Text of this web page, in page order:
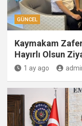
GÜNCEL
Kaymakam
Hayırlı Olsun
1 ay ago